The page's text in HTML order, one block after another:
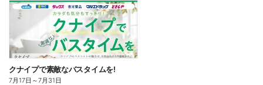
クナイプで素敵なバスタイムを!
7月17日 ～7月31日